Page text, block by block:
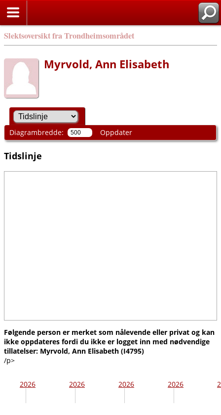
Slektsoversikt fra Trondheimsområdet
Myrvold, Ann Elisabeth
Diagrambredde: Oppdater
Tidslinje
Følgende person er merket som nålevende eller privat og kan
ikke oppdateres fordi du ikke er logget inn med nødvendige
tillatelser: Myrvold, Ann Elisabeth (I4795)
/p>
2026 2026 2026 2026